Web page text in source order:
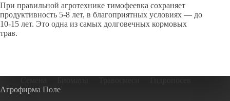
При правильной агротехнике тимофеевка сохраняет
продуктивность 5-8 лет, в благоприятных условиях — до
10-15 лет. Это одна из самых долговечных кормовых
трав.
Агрофирма Поле